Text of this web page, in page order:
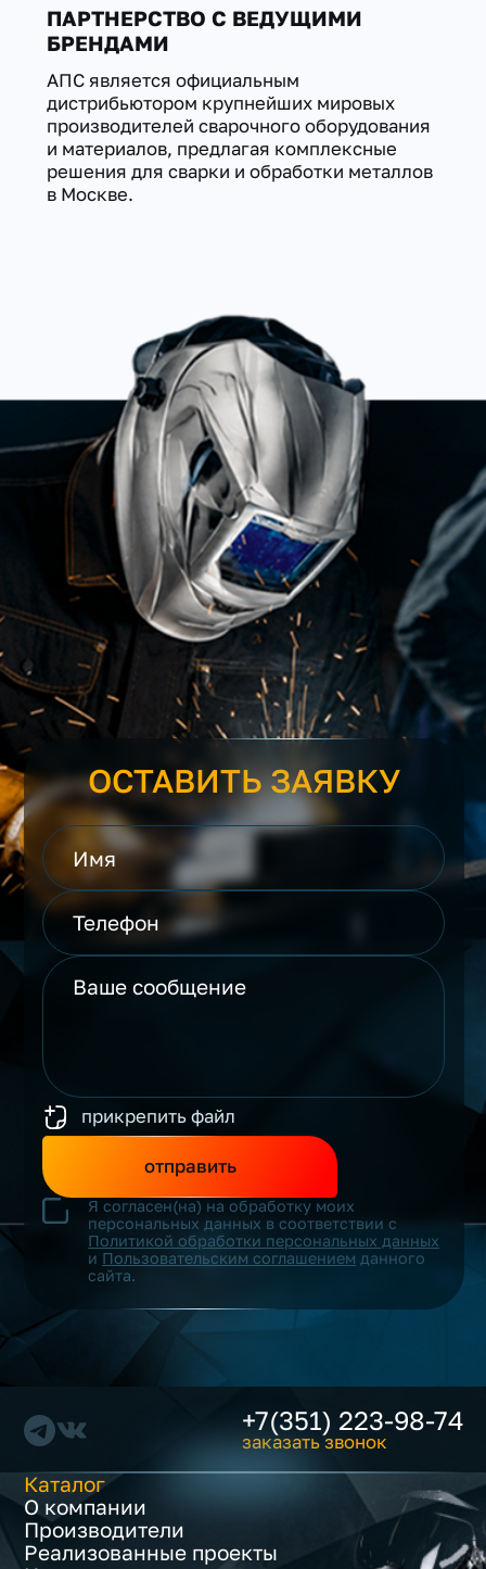
ПАРТНЕРСТВО С ВЕДУЩИМИ
БРЕНДАМИ
АПС является официальным
дистрибьютором крупнейших мировых
производителей сварочного оборудования
и материалов, предлагая комплексные
решения для сварки и обработки металлов
в Москве.
ОСТАВИТЬ ЗАЯВКУ
прикрепить файл
отправить
Я согласен(на) на обработку моих
персональных данных в соответствии с
Политикой обработки персональных данных
и Пользовательским соглашением данного
сайта.
+7(351) 223-98-74
заказать звонок
Каталог
О компании
Производители
Реализованные проекты